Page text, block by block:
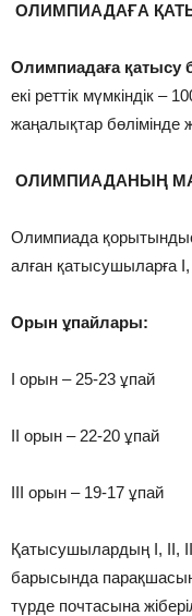
ОЛИМПИАДАҒА
Олимпиадаға қатысу
екі реттік мүмкіндік –
жаңалықтар бөлімінде
ОЛИМПИАДАНЫҢ
Олимпиада
алған қатысушыларға І,
Орын ұпайлары:
І орын – 25-23 ұпай
ІІ орын – 22-20 ұпай
ІІІ орын – 19-17 ұпай
Қатысушылардың І, ІІ,
барысында
түрде почтасына